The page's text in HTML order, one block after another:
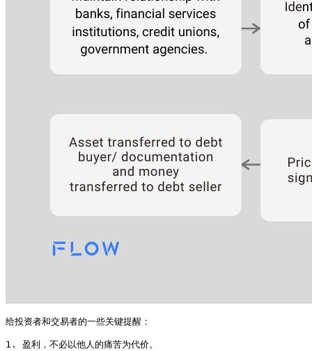
给投资者和交易者的一些关键提醒：
1. 盈利，不必以他人的痛苦为代价。